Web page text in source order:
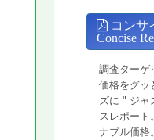
コンサ
Concise
調査ターゲ
価格をグッ
ズに " ジャ
スレポート
ナブル価格